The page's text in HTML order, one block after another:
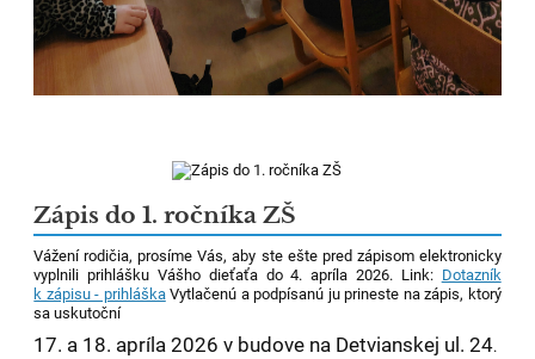
Zápis do 1. ročníka ZŠ
Vážení rodičia, prosíme Vás, aby ste ešte pred zápisom elektronicky
vyplnili prihlášku Vášho dieťaťa do 4. apríla 2026. Link: Dotazník
k zápisu - prihláškaVytlačenú a podpísanú ju prineste na zápis, ktorý
sa uskutoční
17. a 18. apríla 2026 v budove na Detvianskej ul. 24.